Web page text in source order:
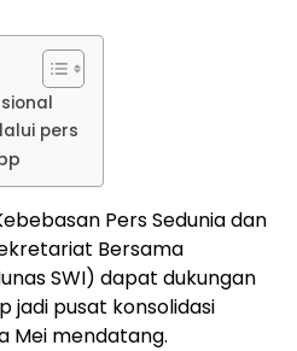
pers
Pers Sedunia dan
Bersama
SWI) dapat dukungan
jadi pusat konsolidasi
Mei mendatang.